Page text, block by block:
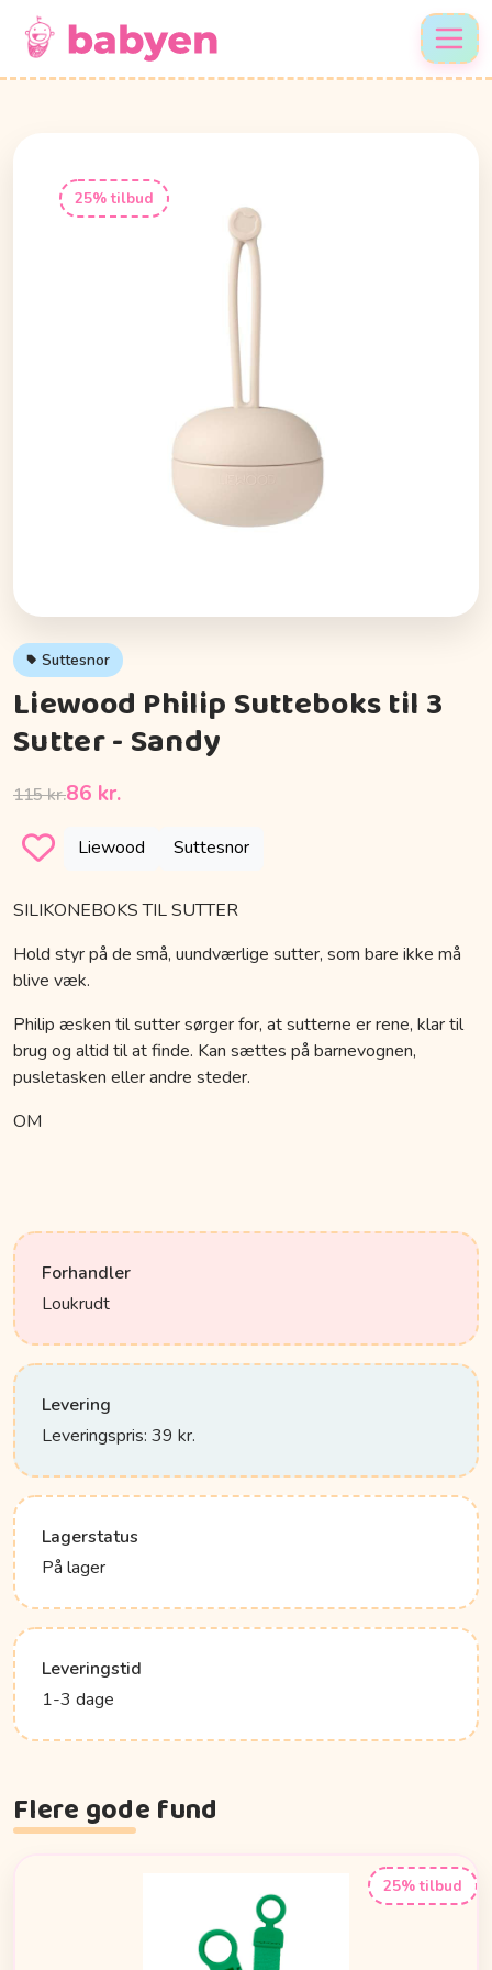
25% tilbud
Suttesnor
Liewood Philip Sutteboks til 3
Sutter - Sandy
115 kr.86 kr.
Liewood Suttesnor
SILIKONEBOKS TIL SUTTER
Hold styr på de små, uundværlige sutter, som bare ikke må
blive væk.
Philip æsken til sutter sørger for, at sutterne er rene, klar til
brug og altid til at finde. Kan sættes på barnevognen,
pusletasken eller andre steder.
OM
Forhandler
Loukrudt
Levering
Leveringspris: 39 kr.
Lagerstatus
På lager
Leveringstid
1-3 dage
Flere gode fund
25% tilbud